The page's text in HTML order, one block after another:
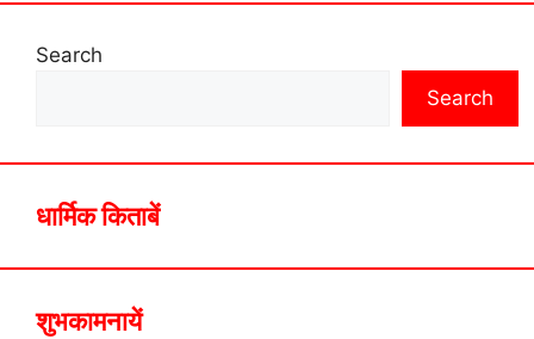
Search
Search
धार्मिक किताबें
शुभकामनायें